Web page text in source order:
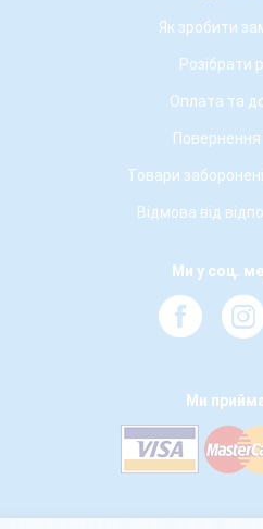
Як зробити
Розібрати
Оплата та
Товари
Відмова від
Ми у соц.
Ми